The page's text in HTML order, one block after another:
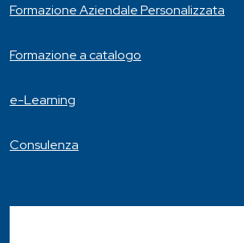
Formazione Aziendale Personalizzata
Formazione a catalogo
e-Learning
Consulenza